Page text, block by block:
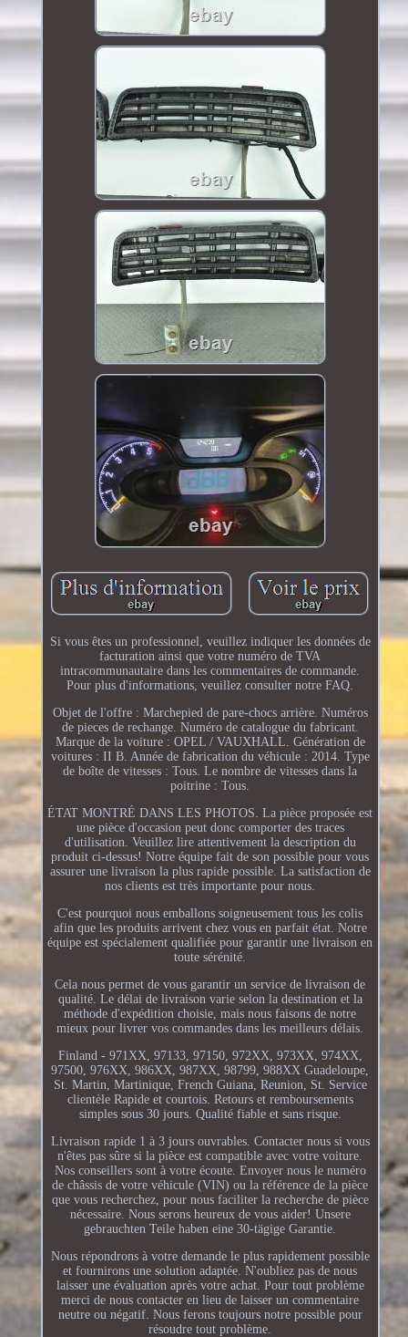
Si vous êtes un professionnel, veuillez indiquer les données de
facturation ainsi que votre numéro de TVA
intracommunautaire dans les commentaires de commande.
Pour plus d'informations, veuillez consulter notre FAQ.
Objet de l'offre : Marchepied de pare-chocs arrière. Numéros
de pieces de rechange. Numéro de catalogue du fabricant.
Marque de la voiture : OPEL / VAUXHALL. Génération de
voitures : II B. Année de fabrication du véhicule : 2014. Type
de boîte de vitesses : Tous. Le nombre de vitesses dans la
poitrine : Tous.
ÉTAT MONTRÉ DANS LES PHOTOS. La pièce proposée est
une pièce d'occasion peut donc comporter des traces
d'utilisation. Veuillez lire attentivement la description du
produit ci-dessus! Notre équipe fait de son possible pour vous
assurer une livraison la plus rapide possible. La satisfaction de
nos clients est très importante pour nous.
C'est pourquoi nous emballons soigneusement tous les colis
afin que les produits arrivent chez vous en parfait état. Notre
équipe est spécialement qualifiée pour garantir une livraison en
toute sérénité.
Cela nous permet de vous garantir un service de livraison de
qualité. Le délai de livraison varie selon la destination et la
méthode d'expédition choisie, mais nous faisons de notre
mieux pour livrer vos commandes dans les meilleurs délais.
Finland - 971XX, 97133, 97150, 972XX, 973XX, 974XX,
97500, 976XX, 986XX, 987XX, 98799, 988XX Guadeloupe,
St. Martin, Martinique, French Guiana, Reunion, St. Service
clientèle Rapide et courtois. Retours et remboursements
simples sous 30 jours. Qualité fiable et sans risque.
Livraison rapide 1 à 3 jours ouvrables. Contacter nous si vous
n'êtes pas sûre si la pièce est compatible avec votre voiture.
Nos conseillers sont à votre écoute. Envoyer nous le numéro
de châssis de votre véhicule (VIN) ou la référence de la pièce
que vous recherchez, pour nous faciliter la recherche de pièce
nécessaire. Nous serons heureux de vous aider! Unsere
gebrauchten Teile haben eine 30-tägige Garantie.
Nous répondrons à votre demande le plus rapidement possible
et fournirons une solution adaptée. N'oubliez pas de nous
laisser une évaluation après votre achat. Pour tout problème
merci de nous contacter en lieu de laisser un commentaire
neutre ou négatif. Nous ferons toujours notre possible pour
résoudre tout problème.